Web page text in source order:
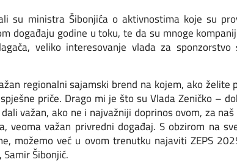
su ministra Šibonjića o aktivnostima koje su
događaju godine u toku, te da su mnoge
veliko interesovanje vlada za
regionalni sajamski brend na kojem, ako želite
priče. Drago mi je što su Vlada Zeničko –
važan, ako ne i najvažniji doprinos ovom, za
veoma važan privredni događaj. S obzirom na
možemo već u ovom trenutku najaviti ZEPS
Šibonjić.